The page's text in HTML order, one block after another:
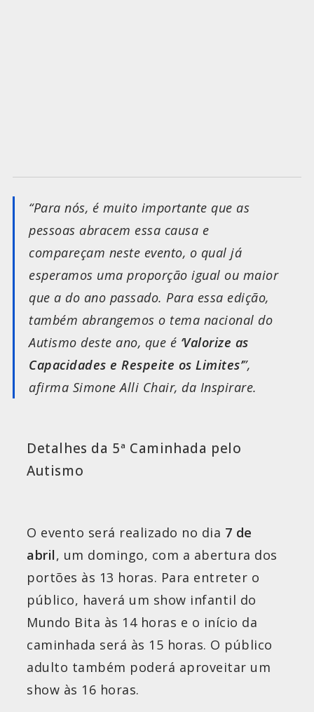
“Para nós, é muito importante que as
pessoas abracem essa causa e
compareçam neste evento, o qual já
esperamos uma proporção igual ou maior
que a do ano passado. Para essa edição,
também abrangemos o tema nacional do
Autismo deste ano, que é ‘Valorize as
Capacidades e Respeite os Limites’”,
afirma Simone Alli Chair, da Inspirare.
Detalhes da 5ª Caminhada pelo
Autismo
O evento será realizado no dia 7 de
abril, um domingo, com a abertura dos
portões às 13 horas. Para entreter o
público, haverá um show infantil do
Mundo Bita às 14 horas e o início da
caminhada será às 15 horas. O público
adulto também poderá aproveitar um
show às 16 horas.